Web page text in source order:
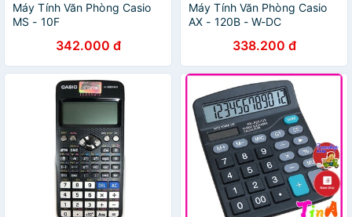
Máy Tính Văn Phòng Casio
MS - 10F
342.000 đ
Máy Tính Văn Phòng Casio
AX - 120B - W-DC
338.200 đ